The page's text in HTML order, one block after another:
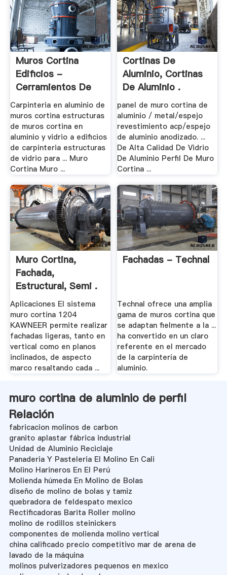
Muros Cortina
Edificios -
Cerramientos De
Aluminio
Carpinteria en aluminio de
muros cortina estructuras
de muros cortina en
aluminio y vidrio a edificios
de carpinteria estructuras
de vidrio para ... Muro
Cortina Muro ...
Cortinas De
Aluminio, Cortinas
De Aluminio .
panel de muro cortina de
aluminio / metal/espejo
revestimiento acp/espejo
de aluminio anodizado. ...
De Alta Calidad De Vidrio
De Aluminio Perfil De Muro
Cortina ...
Muro Cortina,
Fachada,
Estructural, Semi .
Aplicaciones El sistema
muro cortina 1204
KAWNEER permite realizar
fachadas ligeras, tanto en
vertical como en planos
inclinados, de aspecto
marco resaltando cada ...
Fachadas - Technal
Technal ofrece una amplia
gama de muros cortina que
se adaptan fielmente a la ...
ha convertido en un claro
referente en el mercado
de la carpintería de
aluminio.
muro cortina de aluminio de perfil
Relación
fabricacion molinos de carbon
granito aplastar fábrica industrial
Unidad de Aluminio Reciclaje
Panaderia Y Pasteleria El Molino En Cali
Molino Harineros En El Perú
Molienda húmeda En Molino de Bolas
diseño de molino de bolas y tamiz
quebradora de feldespato mexico
Rectificadoras Barita Roller molino
molino de rodillos steinickers
componentes de molienda molino vertical
china calificado precio competitivo mar de arena de
lavado de la máquina
molinos pulverizadores pequenos en mexico